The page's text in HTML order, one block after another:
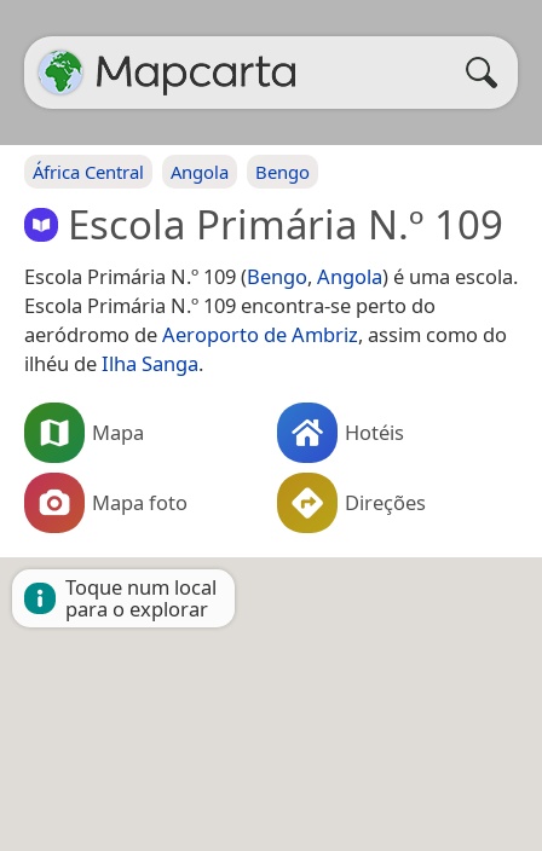
África Central Angola Bengo
Escola Primária N.º 109
Escola Primária N.º 109 (Bengo, Angola) é uma escola.
Escola Primária N.º 109 encontra-se perto do
aeródromo deAeroporto de Ambriz, assim como do
ilhéu deIlha Sanga.
Mapa Hotéis
Mapa foto Direções
Toque num local
para o explorar